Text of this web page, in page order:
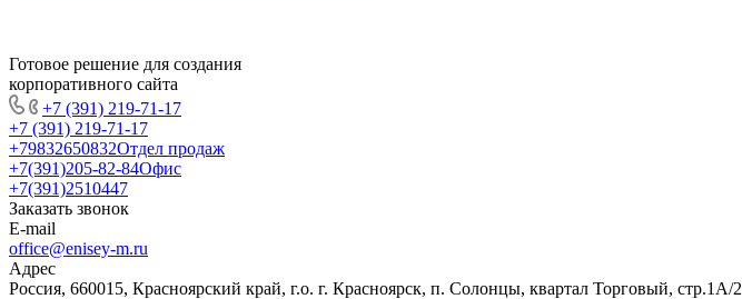
Готовое решение для создания
корпоративного сайта
+7 (391) 219-71-17
+7 (391) 219-71-17
+79832650832Отдел продаж
+7(391)205-82-84Офис
+7(391)2510447
Заказать звонок
E-mail
office@enisey-m.ru
Адрес
Россия, 660015, Красноярский край, г.о. г. Красноярск, п. Солонцы, квартал Торговый, стр.1А/2